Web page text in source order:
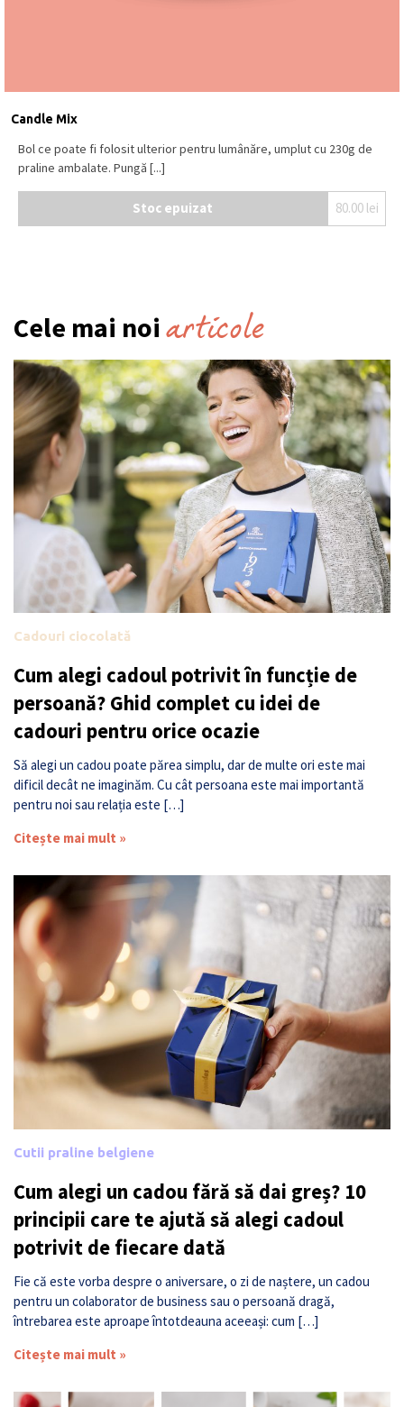
Candle Mix
Bol ce poate fi folosit ulterior pentru lumânăre, umplut cu 230g de
praline ambalate. Pungă [...]
Stoc epuizat 80.00 lei
Cele mai noi articole
Cadouri ciocolată
Cum alegi cadoul potrivit în funcție de
persoană? Ghid complet cu idei de
cadouri pentru orice ocazie
Să alegi un cadou poate părea simplu, dar de multe ori este mai
dificil decât ne imaginăm. Cu cât persoana este mai importantă
pentru noi sau relația este […]
Citește mai mult »
Cutii praline belgiene
Cum alegi un cadou fără să dai greș? 10
principii care te ajută să alegi cadoul
potrivit de fiecare dată
Fie că este vorba despre o aniversare, o zi de naștere, un cadou
pentru un colaborator de business sau o persoană dragă,
întrebarea este aproape întotdeauna aceeași: cum […]
Citește mai mult »